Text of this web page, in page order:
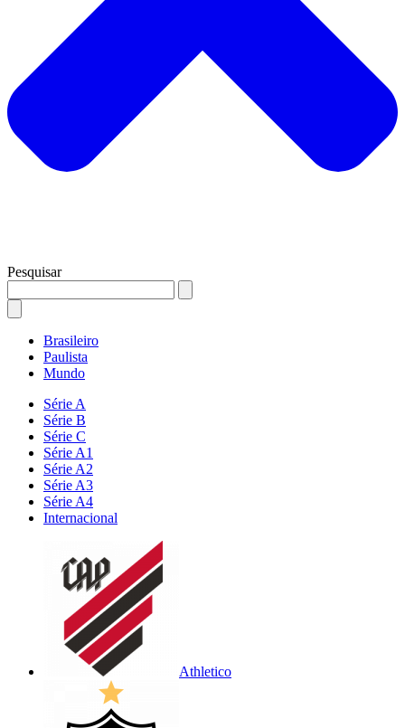
Pesquisar
Brasileiro
Paulista
Mundo
Série A
Série B
Série C
Série A1
Série A2
Série A3
Série A4
Internacional
Athletico